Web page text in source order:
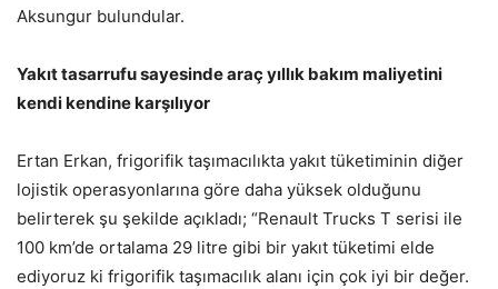
Aksungur bulundular.
Yakıt tasarrufu sayesinde araç yıllık bakım maliyetini
kendi kendine karşılıyor
Ertan Erkan, frigorifik taşımacılıkta yakıt tüketiminin diğer
lojistik operasyonlarına göre daha yüksek olduğunu
belirterek şu şekilde açıkladı; “Renault Trucks T serisi ile
100 km’de ortalama 29 litre gibi bir yakıt tüketimi elde
ediyoruz ki frigorifik taşımacılık alanı için çok iyi bir değer.